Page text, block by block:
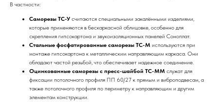
В частности:
Саморезы ТС-У считаются специальными закалёнными изделиями,
которые применяются в бескаркасной облицовке, особенно для
скрепления гипсокартона и звукоизоляционных панелей Соноплат.
Стальные фосфатированные саморезы TC-M используются при
монтаже гипсокартона к металлическим направляющим каркаса. Они
обладают частой резьбой, что обеспечивает надежное соединение.
Оцинкованные саморезы с пресс-шайбой TC-MM служат для
фиксации потолочного профиля ПП 60/27 к прямым и виброподвесам, а
также потолочного профиля по периметру к направляющим и другим
элементам конструкции.